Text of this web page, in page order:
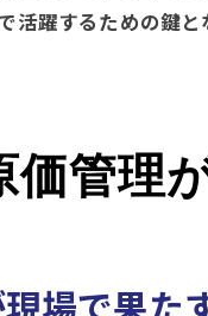
躍するための鍵と
価管理
場で果た